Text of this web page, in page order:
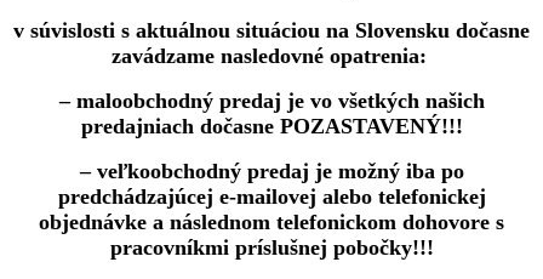
v súvislosti s aktuálnou situáciou na Slovensku dočasne
zavádzame nasledovné opatrenia:
– maloobchodný predaj je vo všetkých našich
predajniach dočasne POZASTAVENÝ!!!
– veľkoobchodný predaj je možný iba po
predchádzajúcej e-mailovej alebo telefonickej
objednávke a následnom telefonickom dohovore s
pracovníkmi príslušnej pobočky!!!